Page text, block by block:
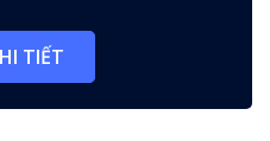
TIẾT